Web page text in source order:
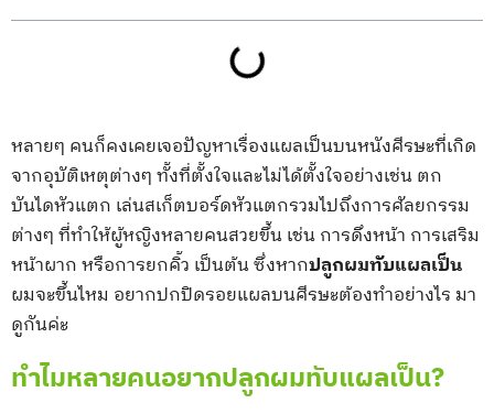
หลายๆ คนก็คงเคยเจอปัญหาเรื่องแผลเป็นบนหนังศีรษะที่เกิด
จากอุบัติเหตุต่างๆ ทั้งที่ตั้งใจและไม่ได้ตั้งใจอย่างเช่น ตก
บันไดหัวแตก เล่นสเก็ตบอร์ดหัวแตกรวมไปถึงการศัลยกรรม
ต่างๆ ที่ทำให้ผู้หญิงหลายคนสวยขึ้น เช่น การดึงหน้า การเสริม
หน้าผาก หรือการยกคิ้ว เป็นต้น ซึ่งหากปลูกผมทับแผลเป็น
ผมจะขึ้นไหม อยากปกปิดรอยแผลบนศีรษะต้องทำอย่างไร มา
ดูกันค่ะ
ทำไมหลายคนอยากปลูกผมทับแผลเป็น?